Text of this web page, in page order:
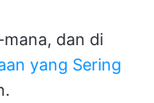
dan di
yang Sering